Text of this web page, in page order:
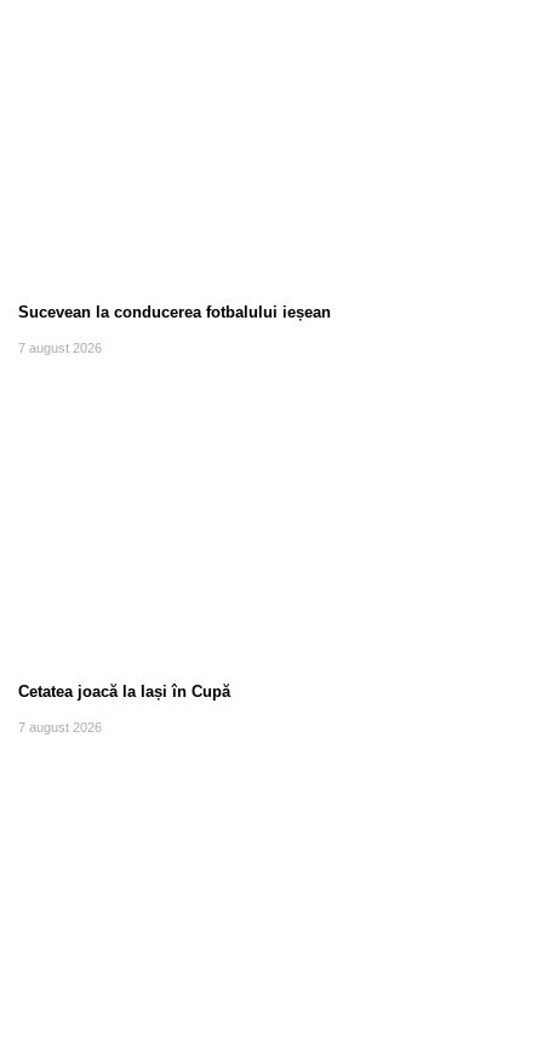
Sucevean la conducerea fotbalului ieșean
7 august 2026
Cetatea joacă la Iași în Cupă
7 august 2026